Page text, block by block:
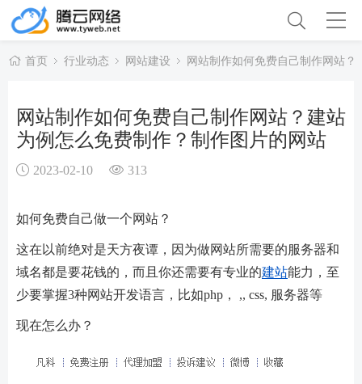
首页 行业动态 网站建设 网站制作如何免费自己制作网站
网站制作如何免费自己制作网站？建站
为例怎么免费制作？制作图片的网站
2023-02-10 313
如何免费自己做一个网站？
这在以前绝对是天方夜谭，因为做网站所需要的服务器和
域名都是要花钱的，而且你还需要有专业的建站能力，至
少要掌握3种网站开发语言，比如php， ,, css, 服务器等
现在怎么办？